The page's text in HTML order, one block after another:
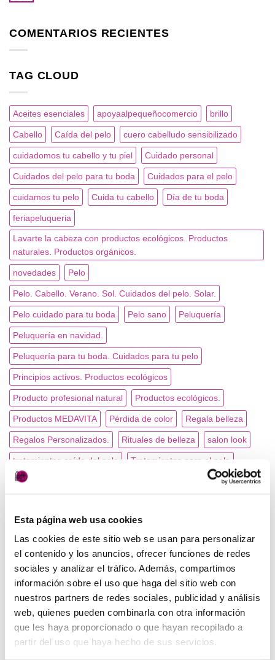
Esta página web usa cookies
Las cookies de este sitio web se usan para personalizar
el contenido y los anuncios, ofrecer funciones de redes
sociales y analizar el tráfico. Además, compartimos
información sobre el uso que haga del sitio web con
nuestros partners de redes sociales, publicidad y análisis
web, quienes pueden combinarla con otra información
que les haya proporcionado o que hayan recopilado a
partir del uso que haya hecho de sus servicios.
GLOSSYNATION.
COMENTARIOS RECIENTES
TAG CLOUD
Aceites esenciales apoyaalpequeñocomercio brillo
Cabello Caída del pelo cuero cabelludo sensibilizado
cuidadomos tu cabello y tu piel Cuidado personal
Cuidados del pelo para tu boda Cuidados para el pelo
cuidamos tu pelo Cuida tu cabello Día de tu boda
feriapeluqueria
Lavarte la cabeza con productos ecológicos. Productos
naturales. Productos orgánicos.
novedades Pelo
Pelo. Cabello. Verano. Sol. Cuidados del pelo. Solar.
Pelo cuidado para tu boda Pelo sano Peluquería
Peluquería en navidad.
Peluquería para tu boda. Cuidados para tu pelo
Principios activos. Productos ecológicos
Producto profesional natural Productos ecológicos.
Productos MEDAVITA Pérdida de color Regala belleza
Regalos Personalizados. Rituales de belleza salon look
tratamientos caída del pelo Tratamientos para el pelo
tupeluqueriadesiempre
CATEGORÍAS
Peluquería(7)
Productos MEDAVITA (8)
ARCHIVOS